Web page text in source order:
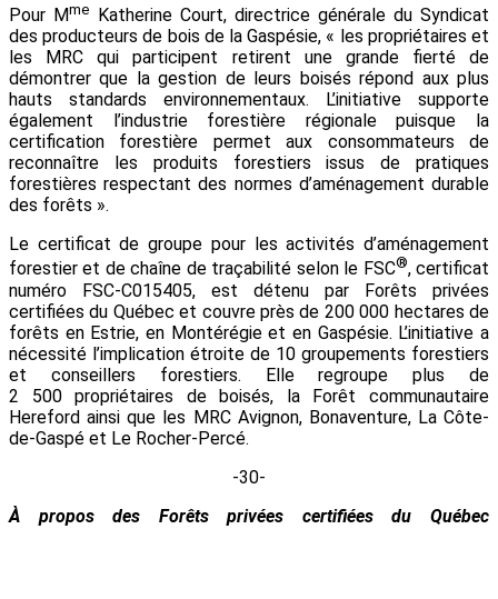
Pour Mme
Katherine Court, directrice générale du Syndicat
des producteurs de bois de la Gaspésie, « les propriétaires et
les MRC qui participent retirent une grande fierté de
démontrer que la gestion de leurs boisés répond aux plus
hauts standards environnementaux. L’initiative supporte
également l’industrie forestière régionale puisque la
certification forestière permet aux consommateurs de
reconnaître les produits forestiers issus de pratiques
forestières respectant des normes d’aménagement durable
des forêts ».
Le certificat de groupe pour les activités d’aménagement
forestier et de chaîne de traçabilité selon le FSC®, certificat
numéro FSC-C015405, est détenu par Forêts privées
certifiées du Québec et couvre près de 200 000 hectares de
forêts en Estrie, en Montérégie et en Gaspésie. L’initiative a
nécessité l’implication étroite de 10 groupements forestiers
et conseillers forestiers. Elle regroupe plus de
2 500 propriétaires de boisés, la Forêt communautaire
Hereford ainsi que les MRC Avignon, Bonaventure, La Côte-
de-Gaspé et Le Rocher-Percé.
-30-
À propos des Forêts privées certifiées du Québec